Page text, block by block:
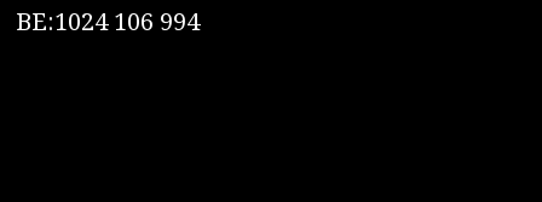
BE:1024 106 994